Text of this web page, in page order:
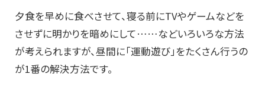
夕食を早めに食べさせて、寝る前にTVやゲームなどを
させずに明かりを暗めにして……などいろいろな方法
が考えられますが、昼間に「運動遊び」をたくさん行うの
が1番の解決方法です。